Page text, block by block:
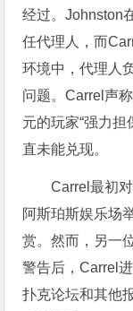
经过。Johnston
任代理人，而
环境中，代理人
问题。Carrel声
元的玩家“强力
直未能兑现。
Carrel最初
阿斯珀斯娱乐场
赏。然而，另一
警告后，Carrel
扑克论坛和其他